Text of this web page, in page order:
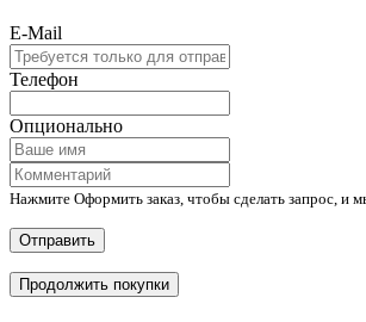
E-Mail
Телефон
Опционально
Нажмите Оформить заказ, чтобы сделать запрос, и
Отправить
Продолжить покупки